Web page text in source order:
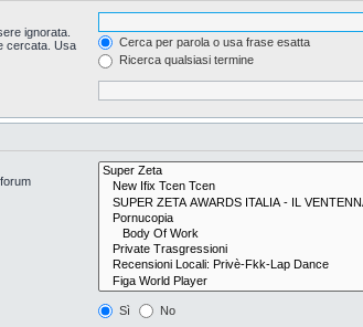
ignorata.
cercata. Usa
Cerca per parola o usa frase esatta
Ricerca qualsiasi termine
Sì No